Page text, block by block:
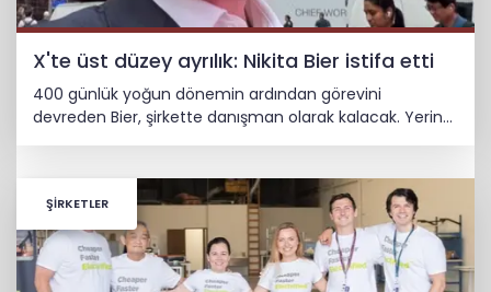
X'te üst düzey ayrılık: Nikita Bier istifa etti
400 günlük yoğun dönemin ardından görevini
devreden Bier, şirkette danışman olarak kalacak. Yerine
ŞİRKETLER